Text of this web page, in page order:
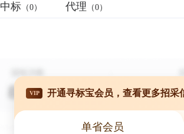
中标 （0） 代理 （0）
VIP 开通寻标宝会员，查看更多招采
单省会员